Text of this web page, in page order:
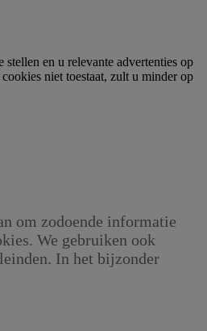
en u relevante advertenties op
niet toestaat, zult u minder op
om zodoende informatie
We gebruiken ook
In het bijzonder